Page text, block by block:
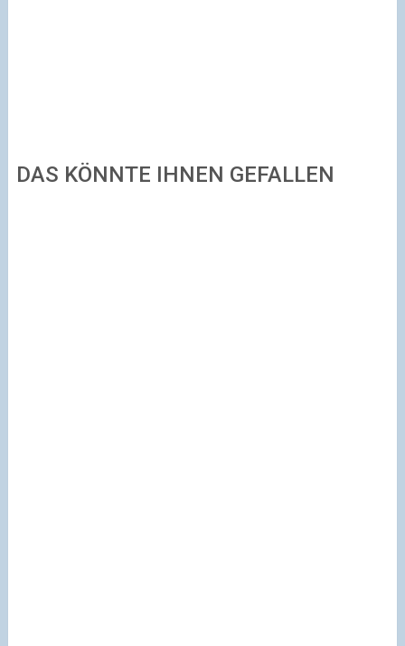
DAS KÖNNTE IHNEN GEFALLEN